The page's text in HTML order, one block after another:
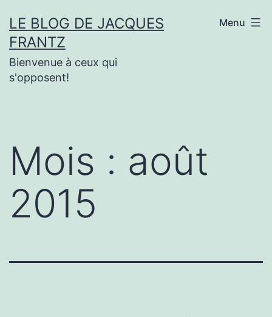
au
contenu
LE BLOG DE JACQUES
FRANTZ
Bienvenue à ceux qui
s'opposent!
Menu
Mois : août
2015